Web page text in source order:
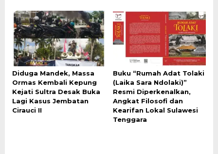
Diduga Mandek, Massa
Ormas Kembali Kepung
Kejati Sultra Desak Buka
Lagi Kasus Jembatan
Cirauci II
Buku “Rumah Adat Tolaki
(Laika Sara Ndolaki)”
Resmi Diperkenalkan,
Angkat Filosofi dan
Kearifan Lokal Sulawesi
Tenggara